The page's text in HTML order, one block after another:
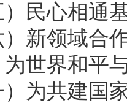
）民心相通
）新领域合
为世界和平
）为共建国